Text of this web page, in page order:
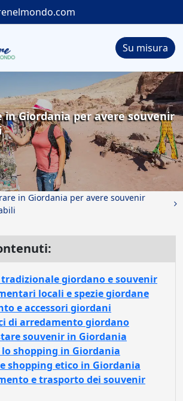
Su misura
in Giordania per avere souvenir
in Giordania per avere souvenir
giordano e souvenir
locali e spezie giordane
e accessori giordani
di arredamento giordano
souvenir in Giordania
lo shopping in Giordania
shopping etico in Giordania
e trasporto dei souvenir